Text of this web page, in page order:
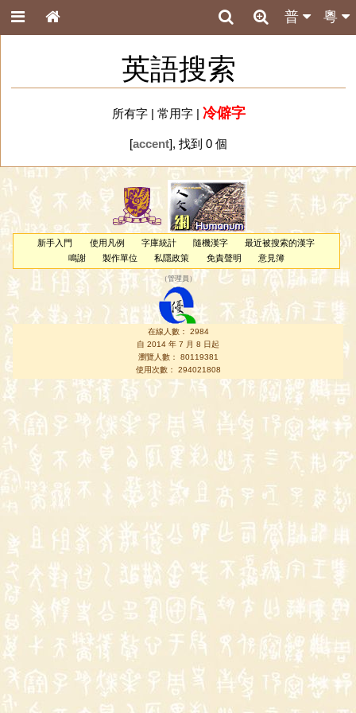
粵
普
英語搜索
所有字| 常用字| 冷僻字
[accent], 找到 0 個
新手入門 使用凡例 字庫統計 隨機漢字
最近被搜索的漢字
鳴謝
製作單位 私隱政策 免責聲明 意見簿
（管理員 ）
在線人數： 2984
自 2014 年 7 月 8 日起
瀏覽人數： 80119381
使用次數： 294021808